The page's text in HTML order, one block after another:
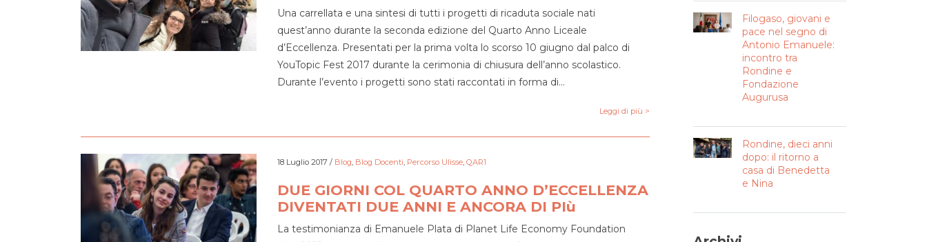
Una carrellata e una sintesi di tutti i progetti di ricaduta sociale nati
quest’anno durante la seconda edizione del Quarto Anno Liceale
d’Eccellenza. Presentati per la prima volta lo scorso 10 giugno dal palco di
YouTopic Fest 2017 durante la cerimonia di chiusura dell’anno scolastico.
Durante l’evento i progetti sono stati raccontati in forma di…
Leggi di più >
18 Luglio 2017 / Blog, Blog Docenti, Percorso Ulisse, QAR1
DUE GIORNI COL QUARTO ANNO D’ECCELLENZA
DIVENTATI DUE ANNI E ANCORA DI PIù
La testimonianza di Emanuele Plata di Planet Life Economy Foundation
Filogaso, giovani e
pace nel segno di
Antonio Emanuele:
incontro tra
Rondine e
Fondazione
Augurusa
Rondine, dieci anni
dopo: il ritorno a
casa di Benedetta
e Nina